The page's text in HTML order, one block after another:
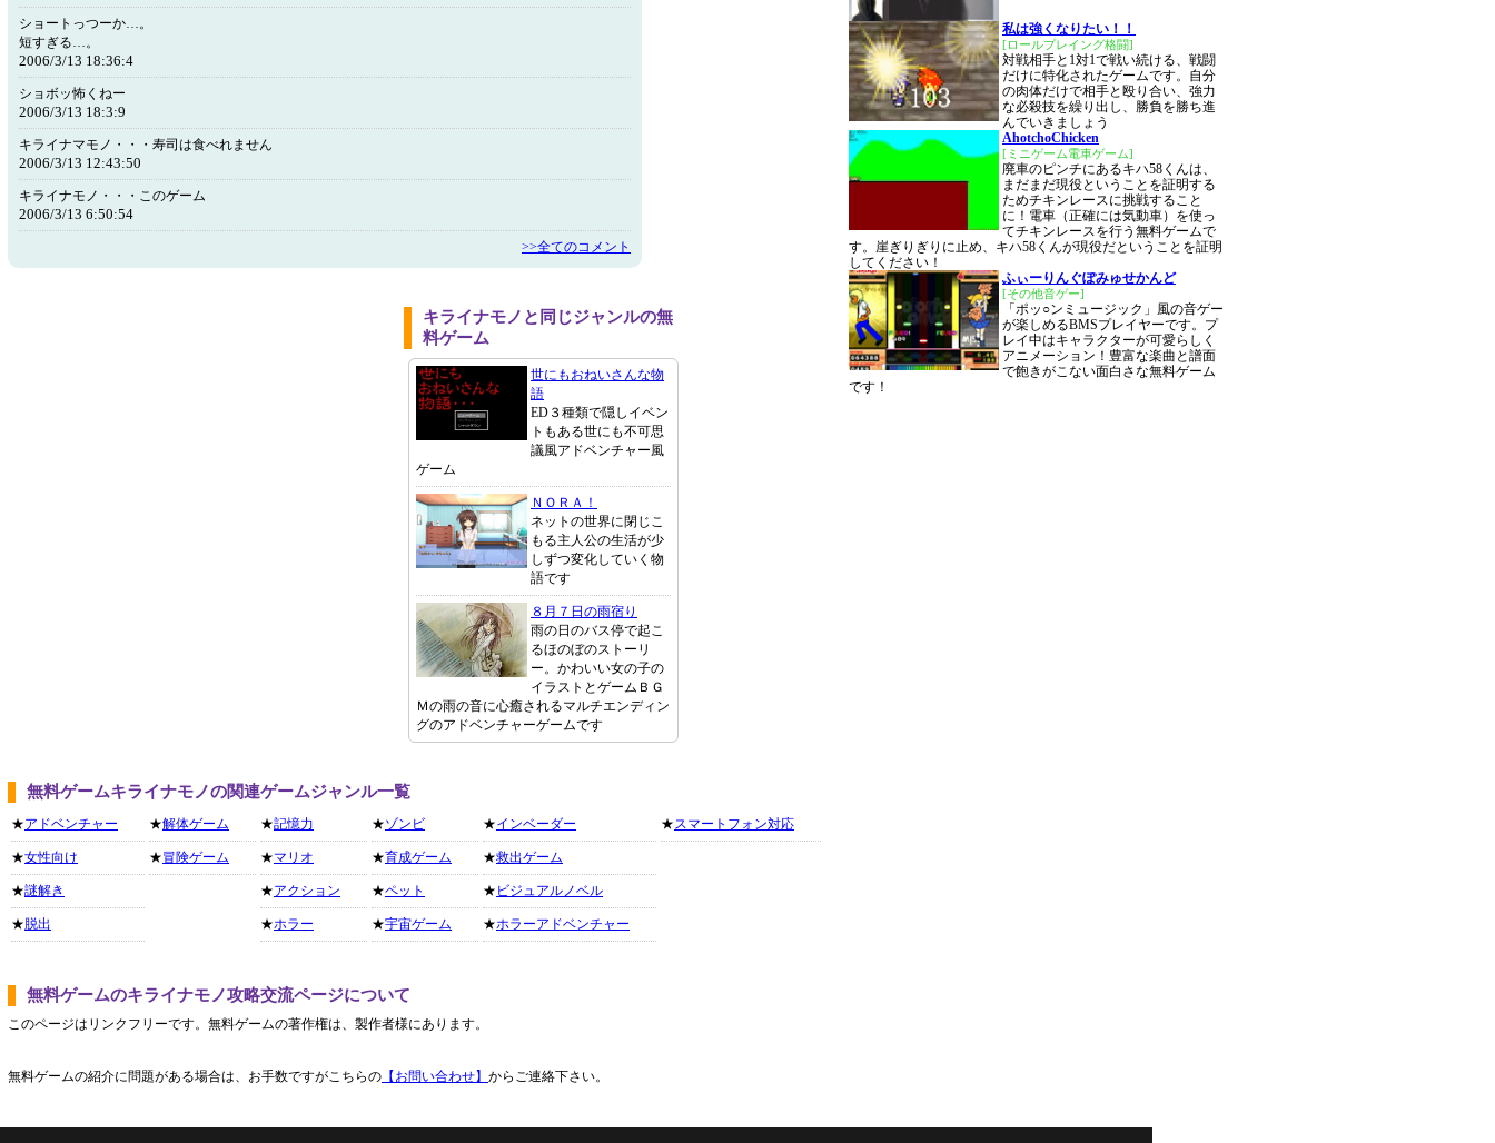
ショートっつーか…。
短すぎる…。
2006/3/13 18:36:4
ショボッ怖くねー
2006/3/13 18:3:9
キライナマモノ・・・寿司は食べれません
2006/3/13 12:43:50
キライナモノ・・・このゲーム
2006/3/13 6:50:54
>>全てのコメント
キライナモノと同じジャンルの無
料ゲーム
世にもおねいさんな物
語
ED３種類で隠しイベン
トもある世にも不可思
議風アドベンチャー風
ゲーム
ＮＯＲＡ！
ネットの世界に閉じこ
もる主人公の生活が少
しずつ変化していく物
語です
８月７日の雨宿り
雨の日のバス停で起こ
るほのぼのストーリ
ー。かわいい女の子の
イラストとゲームＢＧ
Ｍの雨の音に心癒されるマルチエンディン
グのアドベンチャーゲームです
無料ゲームキライナモノの関連ゲームジャンル一覧
★アドベンチャー
★女性向け
★謎解き
★ 脱出
★解体ゲーム
★冒険ゲーム
★記憶力
★マリオ
★アクション
★ホラー
★ゾンビ
★育成ゲーム
★ペット
★宇宙ゲーム
★インベーダー
★救出ゲーム
★ ビジュアルノベル
★ホラーアドベンチャー
★スマートフォン対応
無料ゲームのキライナモノ攻略交流ページについて
このページはリンクフリーです。無料ゲームの著作権は、製作者様にあります。
無料ゲームの紹介に問題がある場合は、お手数ですがこちらの 【お問い合わせ】 からご連絡下さい。
私は強くなりたい！！
[ロールプレイング格闘]
対戦相手と1対1で戦い続ける、戦闘
だけに特化されたゲームです。自分
の肉体だけで相手と殴り合い、強力
な必殺技を繰り出し、勝負を勝ち進
んでいきましょう
AhotchoChicken
[ミニゲーム電車ゲーム]
廃車のピンチにあるキハ58くんは、
まだまだ現役ということを証明する
ためチキンレースに挑戦すること
に！電車（正確には気動車）を使っ
てチキンレースを行う無料ゲームで
す。崖ぎりぎりに止め、キハ58くんが現役だということを証明
してください！
ふぃーりんぐぽみゅせかんど
[その他音ゲー]
「ポッ○ンミュージック」風の音ゲー
が楽しめるBMSプレイヤーです。プ
レイ中はキャラクターが可愛らしく
アニメーション！豊富な楽曲と譜面
で飽きがこない面白さな無料ゲーム
です！